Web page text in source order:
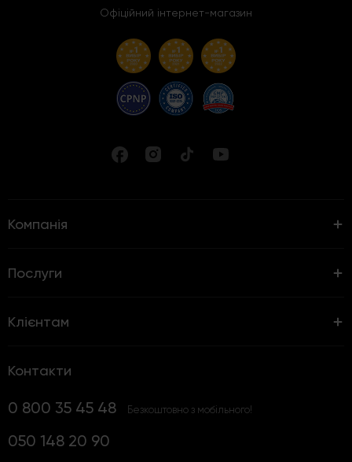
Офіційний інтернет-магазин
Компанія
Послуги
Клієнтам
Контакти
0 800 35 45 48 Безкоштовно з мобільного!
050 148 20 90